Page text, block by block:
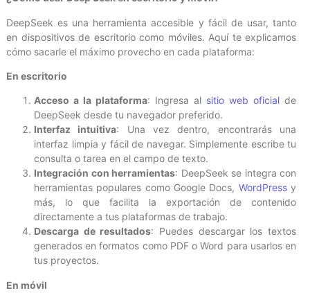
DeepSeek es una herramienta accesible y fácil de usar, tanto
en dispositivos de escritorio como móviles. Aquí te explicamos
cómo sacarle el máximo provecho en cada plataforma:
En escritorio
Acceso a la plataforma: Ingresa al sitio web oficial de
DeepSeek desde tu navegador preferido.
Interfaz intuitiva: Una vez dentro, encontrarás una
interfaz limpia y fácil de navegar. Simplemente escribe tu
consulta o tarea en el campo de texto.
Integración con herramientas: DeepSeek se integra con
herramientas populares como Google Docs, WordPressy
más, lo que facilita la exportación de contenido
directamente a tus plataformas de trabajo.
Descarga de resultados: Puedes descargar los textos
generados en formatos como PDF o Word para usarlos en
tus proyectos.
En móvil